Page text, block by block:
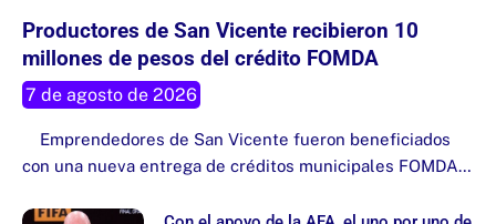
Productores de San Vicente recibieron 10
millones de pesos del crédito FOMDA
7 de agosto de 2026
Emprendedores de San Vicente fueron beneficiados
con una nueva entrega de créditos municipales FOMDA…